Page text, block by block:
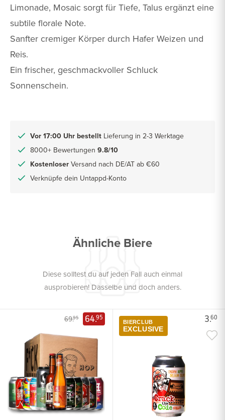
Limonade, Mosaic sorgt für Tiefe, Talus ergänzt eine
subtile florale Note.
Sanfter cremiger Körper durch Hafer Weizen und
Reis.
Ein frischer, geschmackvoller Schluck
Sonnenschein.
Vor 17:00 Uhr bestellt Lieferung in 2-3 Werktage
8000+ Bewertungen 9.8/10
Kostenloser Versand nach DE/AT ab €60
Verknüpfe dein Untappd-Konto
Ähnliche Biere
Diese solltest du auf jeden Fall auch einmal
ausprobieren! Dasselbe und doch anders.
69.95 64.95 3.60
BIERCLUB
EXCLUSIVE